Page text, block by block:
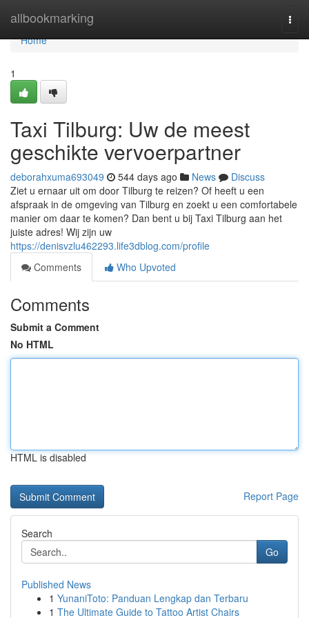
allbookmarking
Home
Home
1
Taxi Tilburg: Uw de meest
geschikte vervoerpartner
deborahxuma693049 544 days ago News
Discuss
Ziet u ernaar uit om door Tilburg te reizen? Of heeft u een
afspraak in de omgeving van Tilburg en zoekt u een comfortabele
manier om daar te komen? Dan bent u bij Taxi Tilburg aan het
juiste adres! Wij zijn uw
https://denisvzlu462293.life3dblog.com/profile
Comments
Who Upvoted
Comments
Submit a Comment
No HTML
HTML is disabled
Report Page
Search
Go
Published News
1 YunaniToto: Panduan Lengkap dan Terbaru
1 The Ultimate Guide to Tattoo Artist Chairs